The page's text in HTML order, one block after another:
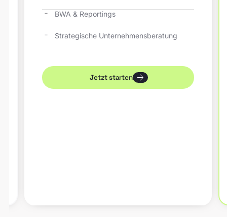
BWA & Reportings
Strategische Unternehmensberatung
Jetzt starten